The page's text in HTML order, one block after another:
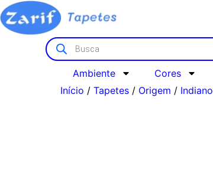
Ambiente Cores
Início / Tapetes / Origem / Indiano